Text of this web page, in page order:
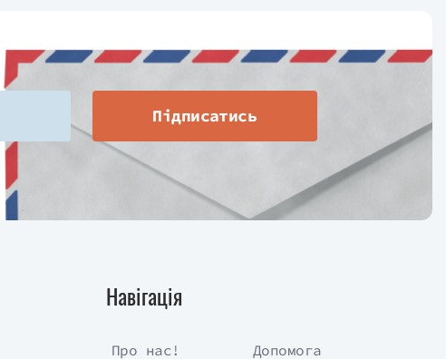
Підписатись
Навігація
Про нас! Допомога